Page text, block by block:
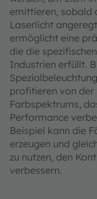
emittieren, sobald
Laserlicht
ermöglicht eine
die die
Industrien erfüllt.
profitieren von der
Farbspektrums,
Performance
Beispiel kann die
erzeugen und
zu nutzen, den
verbessern.